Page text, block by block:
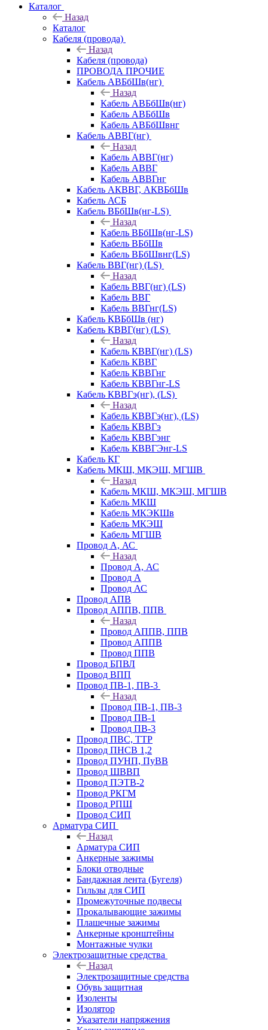
Каталог
Назад
Каталог
Кабеля (провода)
Назад
Кабеля (провода)
ПРОВОДА ПРОЧИЕ
Кабель АВБбШв(нг)
Назад
Кабель АВБбШв(нг)
Кабель АВБбШв
Кабель АВБбШвнг
Кабель АВВГ(нг)
Назад
Кабель АВВГ(нг)
Кабель АВВГ
Кабель АВВГнг
Кабель АКВВГ, АКВБбШв
Кабель АСБ
Кабель ВБбШв(нг-LS)
Назад
Кабель ВБбШв(нг-LS)
Кабель ВБбШв
Кабель ВБбШвнг(LS)
Кабель ВВГ(нг) (LS)
Назад
Кабель ВВГ(нг) (LS)
Кабель ВВГ
Кабель ВВГнг(LS)
Кабель КВБбШв (нг)
Кабель КВВГ(нг) (LS)
Назад
Кабель КВВГ(нг) (LS)
Кабель КВВГ
Кабель КВВГнг
Кабель КВВГнг-LS
Кабель КВВГэ(нг), (LS)
Назад
Кабель КВВГэ(нг), (LS)
Кабель КВВГэ
Кабель КВВГэнг
Кабель КВВГЭнг-LS
Кабель КГ
Кабель МКШ, МКЭШ, МГШВ
Назад
Кабель МКШ, МКЭШ, МГШВ
Кабель МКШ
Кабель МКЭКШв
Кабель МКЭШ
Кабель МГШВ
Провод А, АС
Назад
Провод А, АС
Провод А
Провод АС
Провод АПВ
Провод АППВ, ППВ
Назад
Провод АППВ, ППВ
Провод АППВ
Провод ППВ
Провод БПВЛ
Провод ВПП
Провод ПВ-1, ПВ-3
Назад
Провод ПВ-1, ПВ-3
Провод ПВ-1
Провод ПВ-3
Провод ПВС, ТТР
Провод ПНСВ 1,2
Провод ПУНП, ПуВВ
Провод ШВВП
Провод ПЭТВ-2
Провод РКГМ
Провод РПШ
Провод СИП
Арматура СИП
Назад
Арматура СИП
Анкерные зажимы
Блоки отводные
Бандажная лента (Бугеля)
Гильзы для СИП
Промежуточные подвесы
Прокалывающие зажимы
Плашечные зажимы
Анкерные кронштейны
Монтажные чулки
Электрозащитные средства
Назад
Электрозащитные средства
Обувь защитная
Изоленты
Изолятор
Указатели напряжения